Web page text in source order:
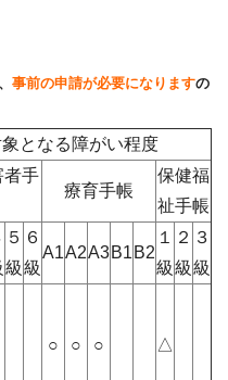
事前の申請が必要になりますの
象となる障がい程度
者手
療育手帳
保健福
祉手帳
５
級
６
級
A1A2A3B1 B2
１
級
２
級
３
級
○ ○ ○ △